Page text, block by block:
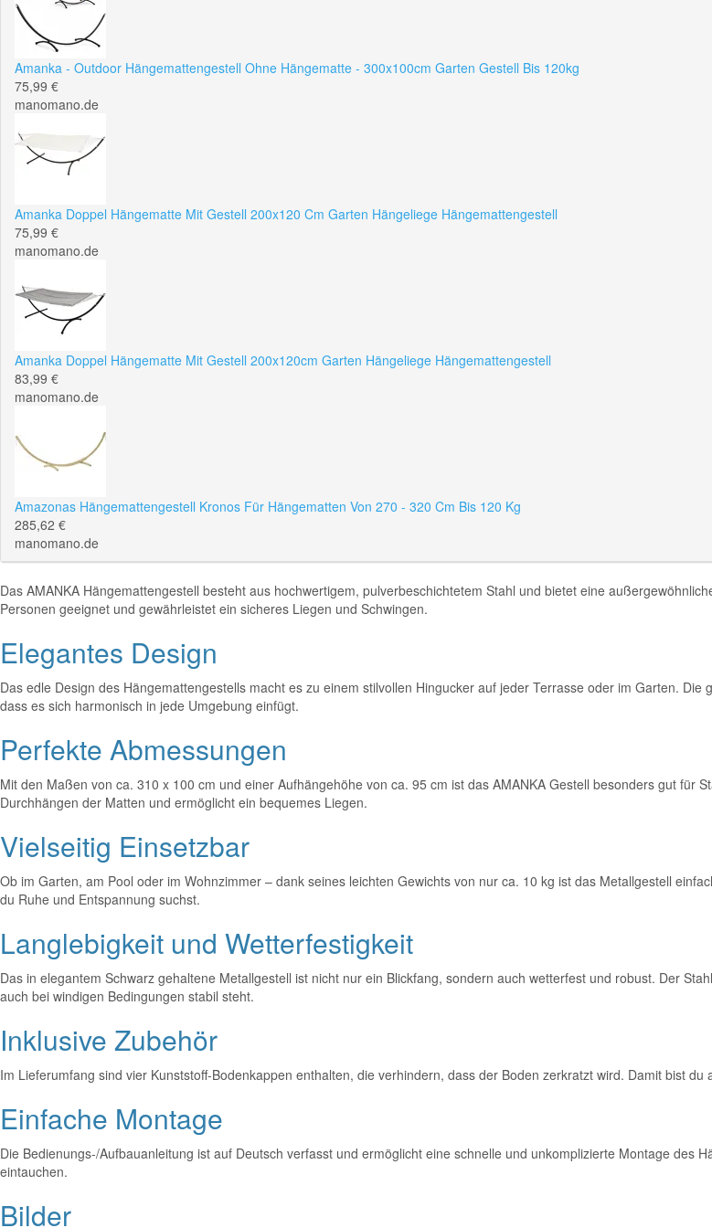
Amanka - Outdoor Hängemattengestell Ohne Hängematte - 300x100cm Garten Gestell Bis 120kg
75,99 €
manomano.de
Amanka Doppel Hängematte Mit Gestell 200x120 Cm Garten Hängeliege Hängemattengestell
75,99 €
manomano.de
Amanka Doppel Hängematte Mit Gestell 200x120cm Garten Hängeliege Hängemattengestell
83,99 €
manomano.de
Amazonas Hängemattengestell Kronos Für Hängematten Von 270 - 320 Cm Bis 120 Kg
285,62 €
manomano.de
Das AMANKA Hängemattengestell besteht aus hochwertigem, pulverbeschichtetem Stahl und bietet eine
Personen geeignet und gewährleistet ein sicheres Liegen und Schwingen.
Elegantes Design
Das edle Design des Hängemattengestells macht es zu einem stilvollen Hingucker auf jeder Terrasse oder im Garten.
dass es sich harmonisch in jede Umgebung einfügt.
Perfekte Abmessungen
Mit den Maßen von ca. 310 x 100 cm und einer Aufhängehöhe von ca. 95 cm ist das AMANKA Gestell besonders gut für
Durchhängen der Matten und ermöglicht ein bequemes Liegen.
Vielseitig Einsetzbar
Ob im Garten, am Pool oder im Wohnzimmer – dank seines leichten Gewichts von nur ca. 10 kg ist das Metallgestell
du Ruhe und Entspannung suchst.
Langlebigkeit und Wetterfestigkeit
Das in elegantem Schwarz gehaltene Metallgestell ist nicht nur ein Blickfang, sondern auch wetterfest und robust. Der
auch bei windigen Bedingungen stabil steht.
Inklusive Zubehör
Im Lieferumfang sind vier Kunststoff-Bodenkappen enthalten, die verhindern, dass der Boden zerkratzt wird. Damit bist
Einfache Montage
Die Bedienungs-/Aufbauanleitung ist auf Deutsch verfasst und ermöglicht eine schnelle und unkomplizierte Montage des
eintauchen.
Bilder